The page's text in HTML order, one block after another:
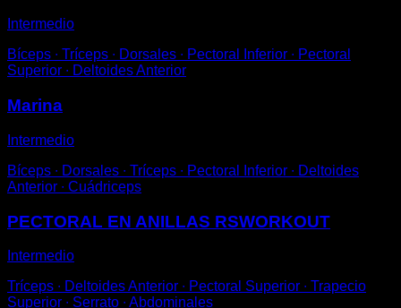
Intermedio
Bíceps ∙ Tríceps ∙ Dorsales ∙ Pectoral Inferior ∙ Pectoral
Superior ∙ Deltoides Anterior
Marina
Intermedio
Bíceps ∙ Dorsales ∙ Tríceps ∙ Pectoral Inferior ∙ Deltoides
Anterior ∙ Cuádriceps
PECTORAL EN ANILLAS RSWORKOUT
Intermedio
Tríceps ∙ Deltoides Anterior ∙ Pectoral Superior ∙ Trapecio
Superior ∙ Serrato ∙ Abdominales